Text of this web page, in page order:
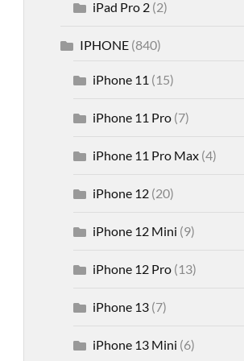
iPad Pro 2(2)
IPHONE(840)
iPhone 11 (15)
iPhone 11 Pro(7)
iPhone 11 Pro Max(4)
iPhone 12(20)
iPhone 12 Mini (9)
iPhone 12 Pro(13)
iPhone 13(7)
iPhone 13 Mini (6)